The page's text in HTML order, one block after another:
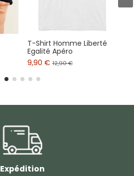
T-Shirt Homme Liberté
Egalité Apéro
9,90 €12,90 €
Expédition